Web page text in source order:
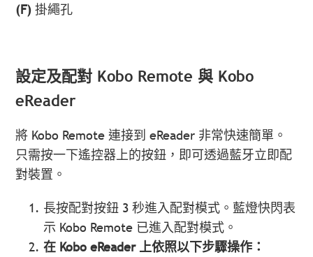
(F) 掛繩孔
設定及配對 Kobo Remote 與 Kobo
eReader
將 Kobo Remote 連接到 eReader 非常快速簡單。
只需按一下遙控器上的按鈕，即可透過藍牙立即配
對裝置。
長按配對按鈕 3 秒進入配對模式。藍燈快閃表
示 Kobo Remote 已進入配對模式。
在 Kobo eReader 上依照以下步驟操作：